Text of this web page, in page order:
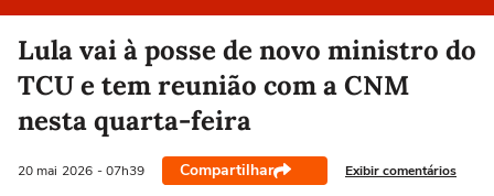
Lula vai à posse de novo ministro do
TCU e tem reunião com a CNM
nesta quarta-feira
20 mai 2026 - 07h39 Compartilhar Exibir comentários